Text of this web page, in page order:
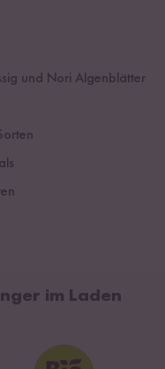
und Nori Algenblätter
im Laden